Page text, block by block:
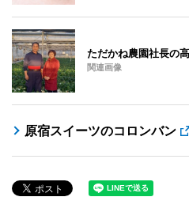
ただかね農園社長の
関連画像
原宿スイーツのコロンバン